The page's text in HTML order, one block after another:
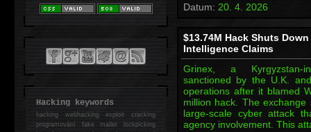
Datum: 20. 4. 2026
$13.74M Hack Shuts
Intelligence Claims
Grinex, a Kyrgyzstan-
sanctioned by the U.K.
operations after it blamed
million hack. The
large-scale cyber attack
agency involvement. This
Hacking keywords
hackingwebhacking exploit cracking
programování fake mailer lockpicking